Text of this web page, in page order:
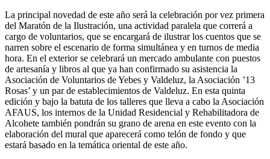
La principal novedad de este año será la celebración por vez primera
del Maratón de la Ilustración, una actividad paralela que correrá a
cargo de voluntarios, que se encargará de ilustrar los cuentos que se
narren sobre el escenario de forma simultánea y en turnos de media
hora. En el exterior se celebrará un mercado ambulante con puestos
de artesanía y libros al que ya han confirmado su asistencia la
Asociación de Voluntarios de Yebes y Valdeluz, la Asociación ’13
Rosas’ y un par de establecimientos de Valdeluz. En esta quinta
edición y bajo la batuta de los talleres que lleva a cabo la Asociación
AFAUS, los internos de la Unidad Residencial y Rehabilitadora de
Alcohete también pondrán su grano de arena en este evento con la
elaboración del mural que aparecerá como telón de fondo y que
estará basado en la temática oriental de este año.